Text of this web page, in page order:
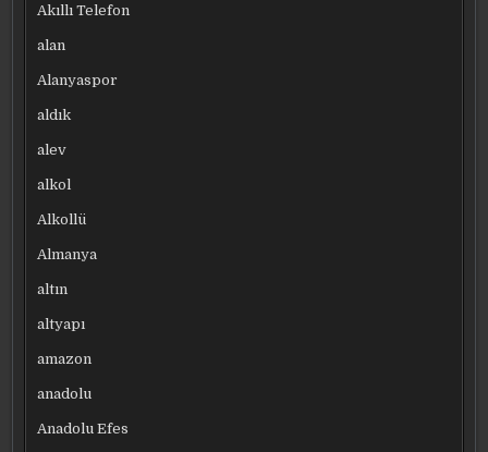
Akıllı Telefon
alan
Alanyaspor
aldık
alev
alkol
Alkollü
Almanya
altın
altyapı
amazon
anadolu
Anadolu Efes